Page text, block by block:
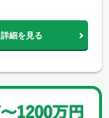
詳細を見る